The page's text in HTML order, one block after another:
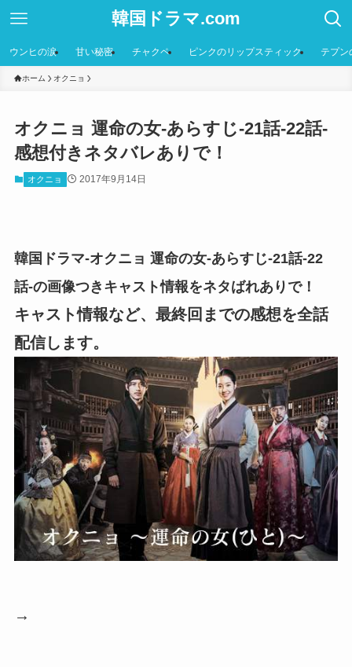
韓国ドラマ.com
ウンヒの涙 甘い秘密 チャクペ ピンクのリップスティック テプン
ホーム オクニョ
オクニョ 運命の女-あらすじ-21話-22話-
感想付きネタバレありで！
オクニョ 2017年9月14日
韓国ドラマ-オクニョ 運命の女-あらすじ-21話-22
話-の画像つきキャスト情報をネタばれありで！
キャスト情報など、最終回までの感想を全話
配信します。
→